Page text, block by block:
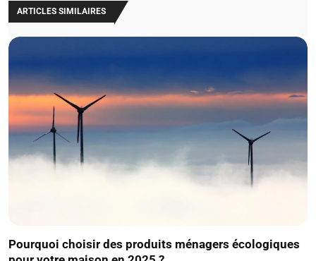
ARTICLES SIMILAIRES
Pourquoi choisir des produits ménagers écologiques